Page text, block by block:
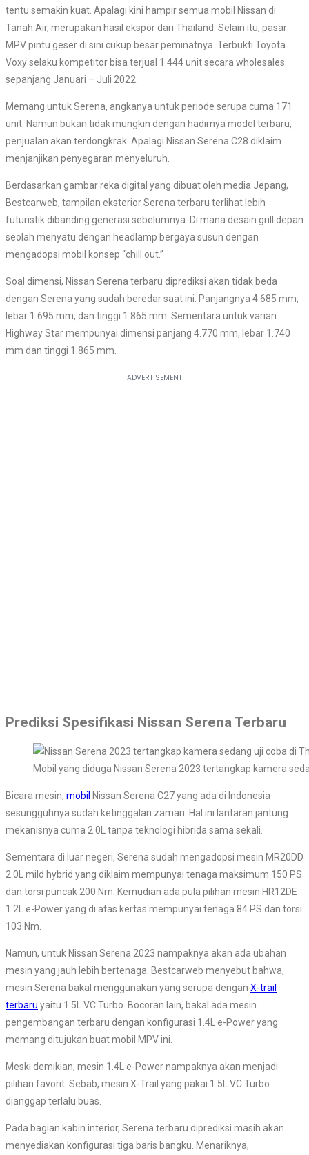
tentu semakin kuat. Apalagi kini hampir semua mobil Nissan di
Tanah Air, merupakan hasil ekspor dari Thailand. Selain itu, pasar
MPV pintu geser di sini cukup besar peminatnya. Terbukti Toyota
Voxy selaku kompetitor bisa terjual 1.444 unit secara wholesales
sepanjang Januari – Juli 2022.
Memang untuk Serena, angkanya untuk periode serupa cuma 171
unit. Namun bukan tidak mungkin dengan hadirnya model terbaru,
penjualan akan terdongkrak. Apalagi Nissan Serena C28 diklaim
menjanjikan penyegaran menyeluruh.
Berdasarkan gambar reka digital yang dibuat oleh media Jepang,
Bestcarweb, tampilan eksterior Serena terbaru terlihat lebih
futuristik dibanding generasi sebelumnya. Di mana desain grill depan
seolah menyatu dengan headlamp bergaya susun dengan
mengadopsi mobil konsep “chill out.”
Soal dimensi, Nissan Serena terbaru diprediksi akan tidak beda
dengan Serena yang sudah beredar saat ini. Panjangnya 4.685 mm,
lebar 1.695 mm, dan tinggi 1.865 mm. Sementara untuk varian
Highway Star mempunyai dimensi panjang 4.770 mm, lebar 1.740
mm dan tinggi 1.865 mm.
Prediksi Spesifikasi Nissan Serena Terbaru
Mobil yang diduga Nissan Serena 2023 tertangkap kamera
Bicara mesin, mobil Nissan Serena C27 yang ada di Indonesia
sesungguhnya sudah ketinggalan zaman. Hal ini lantaran jantung
mekanisnya cuma 2.0L tanpa teknologi hibrida sama sekali.
Sementara di luar negeri, Serena sudah mengadopsi mesin MR20DD
2.0L mild hybrid yang diklaim mempunyai tenaga maksimum 150 PS
dan torsi puncak 200 Nm. Kemudian ada pula pilihan mesin HR12DE
1.2L e-Power yang di atas kertas mempunyai tenaga 84 PS dan torsi
103 Nm.
Namun, untuk Nissan Serena 2023 nampaknya akan ada ubahan
mesin yang jauh lebih bertenaga. Bestcarweb menyebut bahwa,
mesin Serena bakal menggunakan yang serupa dengan X-trail
terbaru yaitu 1.5L VC Turbo. Bocoran lain, bakal ada mesin
pengembangan terbaru dengan konfigurasi 1.4L e-Power yang
memang ditujukan buat mobil MPV ini.
Meski demikian, mesin 1.4L e-Power nampaknya akan menjadi
pilihan favorit. Sebab, mesin X-Trail yang pakai 1.5L VC Turbo
dianggap terlalu buas.
Pada bagian kabin interior, Serena terbaru diprediksi masih akan
menyediakan konfigurasi tiga baris bangku. Menariknya,